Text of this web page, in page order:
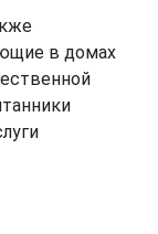
в домах